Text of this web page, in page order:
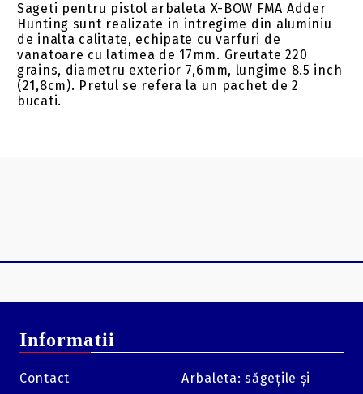
Sageti pentru pistol arbaleta X-BOW FMA Adder
Hunting sunt realizate in intregime din aluminiu
de inalta calitate, echipate cu varfuri de
vanatoare cu latimea de 17mm. Greutate 220
grains, diametru exterior 7,6mm, lungime 8.5 inch
(21,8cm). Pretul se refera la un pachet de 2
bucati.
Informatii
Contact
Arbaleta: săgețile și